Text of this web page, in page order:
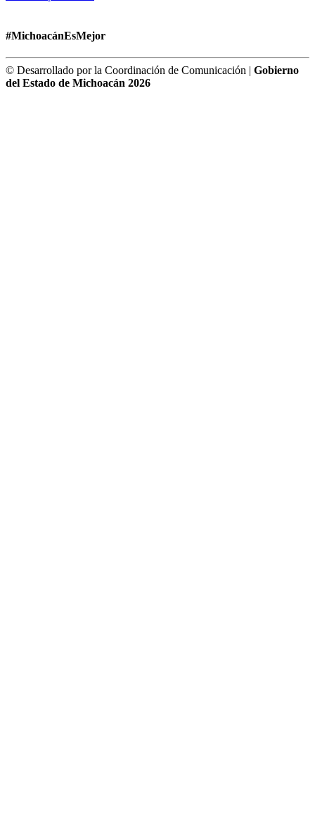
#MichoacánEsMejor
© Desarrollado por la Coordinación de Comunicación | Gobierno
del Estado de Michoacán 2026